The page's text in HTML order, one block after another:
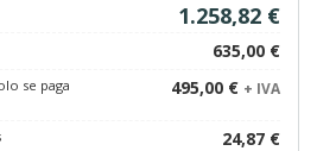
1.258,82 €
635,00 €
se paga
495,00 € + IVA
24,87 €